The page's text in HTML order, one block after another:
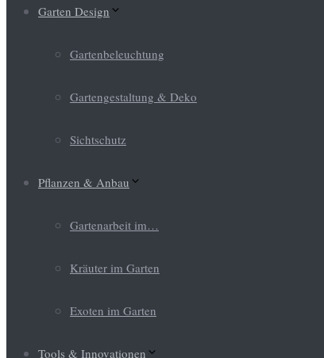
Garten Design
Gartenbeleuchtung
Gartengestaltung & Deko
Sichtschutz
Pflanzen & Anbau
Gartenarbeit im…
Kräuter im Garten
Exoten im Garten
Tools & Innovationen